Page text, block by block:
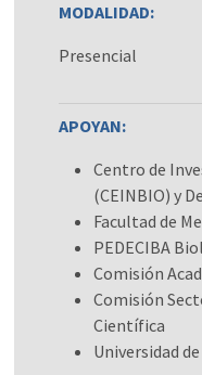
MODALIDAD:
Presencial
APOYAN:
Centro de
(CEINBIO) y
Facultad de
PEDECIBA
Comisión
Comisión
Científica
Universidad